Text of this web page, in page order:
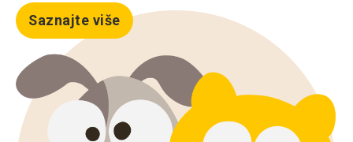
Saznajte više